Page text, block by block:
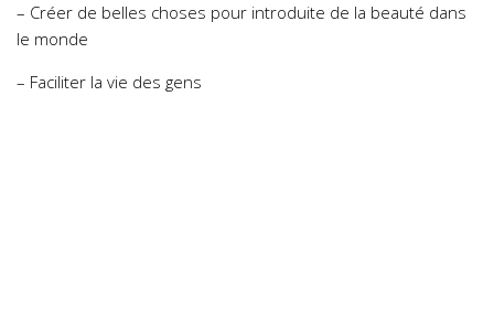
– Créer de belles choses pour introduite de la beauté dans
le monde
– Faciliter la vie des gens